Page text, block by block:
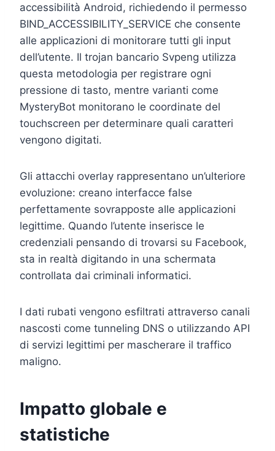
accessibilità Android, richiedendo il permesso
BIND_ACCESSIBILITY_SERVICE che consente
alle applicazioni di monitorare tutti gli input
dell’utente. Il trojan bancario Svpeng utilizza
questa metodologia per registrare ogni
pressione di tasto, mentre varianti come
MysteryBot monitorano le coordinate del
touchscreen per determinare quali caratteri
vengono digitati.
Gli attacchi overlay rappresentano un’ulteriore
evoluzione: creano interfacce false
perfettamente sovrapposte alle applicazioni
legittime. Quando l’utente inserisce le
credenziali pensando di trovarsi su Facebook,
sta in realtà digitando in una schermata
controllata dai criminali informatici.
I dati rubati vengono esfiltrati attraverso canali
nascosti come tunneling DNS o utilizzando API
di servizi legittimi per mascherare il traffico
maligno.
Impatto globale e
statistiche